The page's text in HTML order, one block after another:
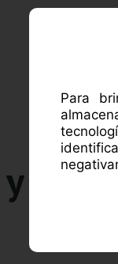
Para